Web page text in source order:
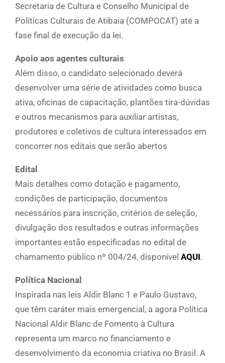
Secretaria de Cultura e Conselho Municipal de
Políticas Culturais de Atibaia (COMPOCAT) até a
fase final de execução da lei.
Apoio aos agentes culturais
Além disso, o candidato selecionado deverá
desenvolver uma série de atividades como busca
ativa, oficinas de capacitação, plantões tira-dúvidas
e outros mecanismos para auxiliar artistas,
produtores e coletivos de cultura interessados em
concorrer nos editais que serão abertos
Edital
Mais detalhes como dotação e pagamento,
condições de participação, documentos
necessários para inscrição, critérios de seleção,
divulgação dos resultados e outras informações
importantes estão especificadas no edital de
chamamento público nº 004/24, disponível AQUI.
Política Nacional
Inspirada nas leis Aldir Blanc 1 e Paulo Gustavo,
que têm caráter mais emergencial, a agora Política
Nacional Aldir Blanc de Fomento à Cultura
representa um marco no financiamento e
desenvolvimento da economia criativa no Brasil. A